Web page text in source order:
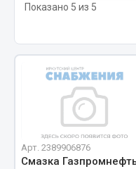
QITONG
Отопители
Автономные
Жидкостные
Отопители салона
Показано 5 из 5
Арт. 2389906876
Смазка